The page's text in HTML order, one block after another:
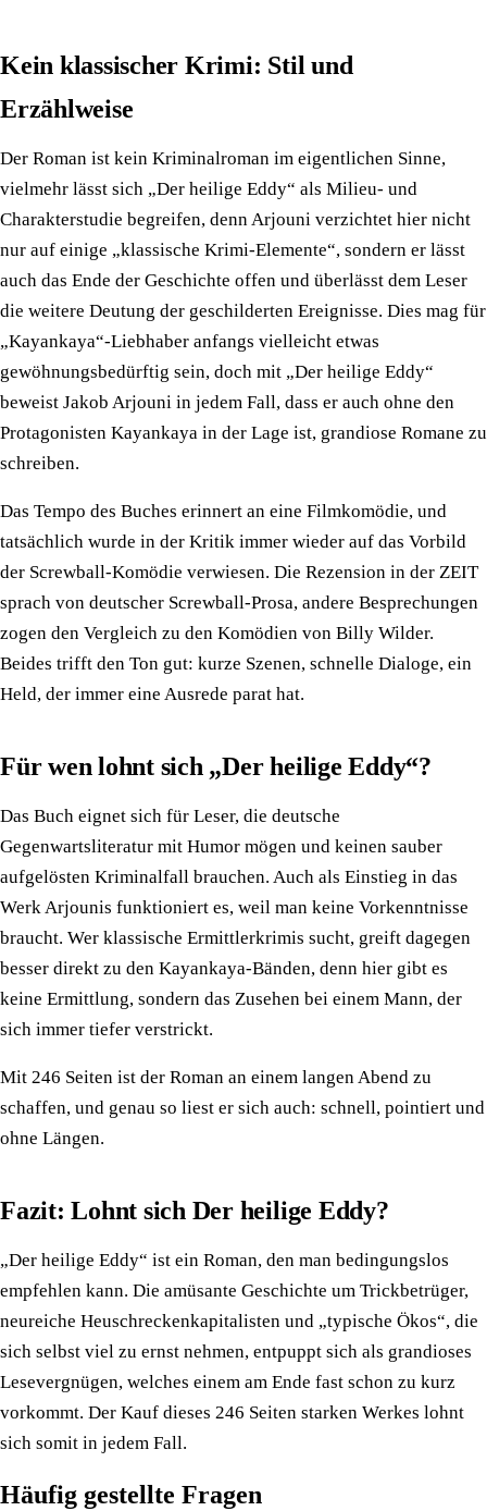
Kein klassischer Krimi: Stil und
Erzählweise
Der Roman ist kein Kriminalroman im eigentlichen Sinne,
vielmehr lässt sich „Der heilige Eddy“ als Milieu- und
Charakterstudie begreifen, denn Arjouni verzichtet hier nicht
nur auf einige „klassische Krimi-Elemente“, sondern er lässt
auch das Ende der Geschichte offen und überlässt dem Leser
die weitere Deutung der geschilderten Ereignisse. Dies mag für
„Kayankaya“-Liebhaber anfangs vielleicht etwas
gewöhnungsbedürftig sein, doch mit „Der heilige Eddy“
beweist Jakob Arjouni in jedem Fall, dass er auch ohne den
Protagonisten Kayankaya in der Lage ist, grandiose Romane zu
schreiben.
Das Tempo des Buches erinnert an eine Filmkomödie, und
tatsächlich wurde in der Kritik immer wieder auf das Vorbild
der Screwball-Komödie verwiesen. Die Rezension in der ZEIT
sprach von deutscher Screwball-Prosa, andere Besprechungen
zogen den Vergleich zu den Komödien von Billy Wilder.
Beides trifft den Ton gut: kurze Szenen, schnelle Dialoge, ein
Held, der immer eine Ausrede parat hat.
Für wen lohnt sich „Der heilige Eddy“?
Das Buch eignet sich für Leser, die deutsche
Gegenwartsliteratur mit Humor mögen und keinen sauber
aufgelösten Kriminalfall brauchen. Auch als Einstieg in das
Werk Arjounis funktioniert es, weil man keine Vorkenntnisse
braucht. Wer klassische Ermittlerkrimis sucht, greift dagegen
besser direkt zu den Kayankaya-Bänden, denn hier gibt es
keine Ermittlung, sondern das Zusehen bei einem Mann, der
sich immer tiefer verstrickt.
Mit 246 Seiten ist der Roman an einem langen Abend zu
schaffen, und genau so liest er sich auch: schnell, pointiert und
ohne Längen.
Fazit: Lohnt sich Der heilige Eddy?
„Der heilige Eddy“ ist ein Roman, den man bedingungslos
empfehlen kann. Die amüsante Geschichte um Trickbetrüger,
neureiche Heuschreckenkapitalisten und „typische Ökos“, die
sich selbst viel zu ernst nehmen, entpuppt sich als grandioses
Lesevergnügen, welches einem am Ende fast schon zu kurz
vorkommt. Der Kauf dieses 246 Seiten starken Werkes lohnt
sich somit in jedem Fall.
Häufig gestellte Fragen